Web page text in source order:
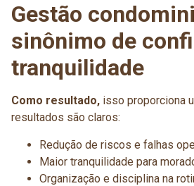
Gestão
sinônimo de
tranquilidade
Como resultado, isso proporciona
resultados são claros:
Redução de riscos e falhas
Maior tranquilidade para
Organização e disciplina na